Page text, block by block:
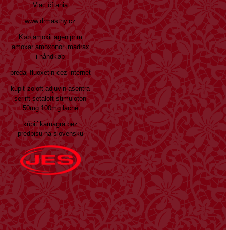
Viac čítania
www.drmastny.cz
Køb amoxil ageniprim
amoxar amoxonor imadrax
i håndkøb
predaj fluoxetin cez internet
kúpiť zoloft adjuvin asentra
serlift setaloft stimuloton
50mg 100mg lacné
kúpiť kamagra bez
predpisu na slovensku